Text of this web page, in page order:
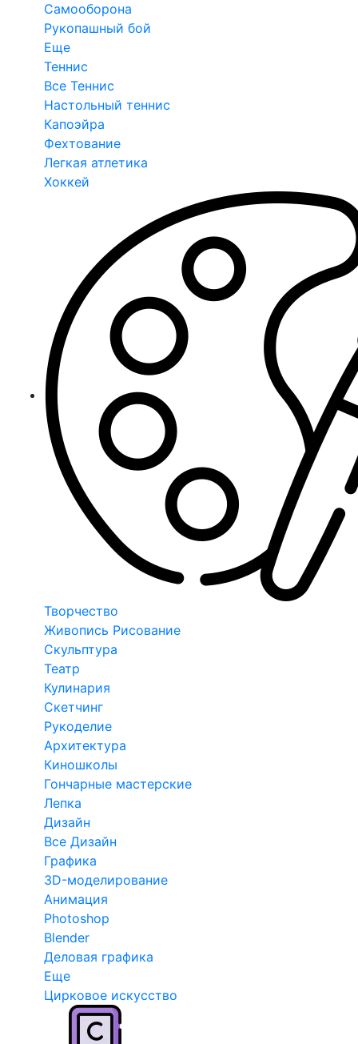
Самооборона
Рукопашный бой
Еще
Теннис
Все Теннис
Настольный теннис
Капоэйра
Фехтование
Легкая атлетика
Хоккей
Творчество
Живопись Рисование
Скульптура
Театр
Кулинария
Скетчинг
Рукоделие
Архитектура
Киношколы
Гончарные мастерские
Лепка
Дизайн
Все Дизайн
Графика
3D-моделирование
Анимация
Photoshop
Blender
Деловая графика
Еще
Цирковое искусство